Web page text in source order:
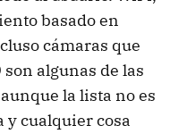
basado en
cámaras que
algunas de las
la lista no es
cualquier cosa